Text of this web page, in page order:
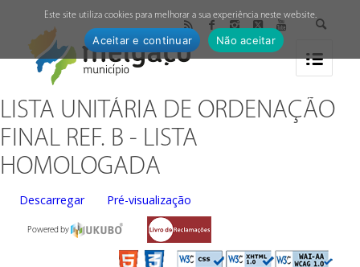
LISTA UNITÁRIA DE ORDENAÇÃO
FINAL REF. B - LISTA
HOMOLOGADA
Descarregar Pré-visualização
Powered by
Este site utiliza cookies para melhorar a sua experiência neste website.
Aceitar e continuar Não aceitar